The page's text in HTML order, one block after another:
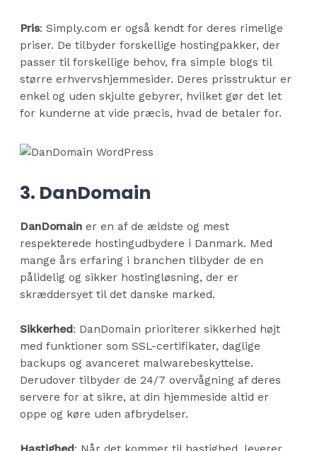
Pris: Simply.com er også kendt for deres rimelige
priser. De tilbyder forskellige hostingpakker, der
passer til forskellige behov, fra simple blogs til
større erhvervshjemmesider. Deres prisstruktur er
enkel og uden skjulte gebyrer, hvilket gør det let
for kunderne at vide præcis, hvad de betaler for.
3. DanDomain
DanDomain er en af de ældste og mest
respekterede hostingudbydere i Danmark. Med
mange års erfaring i branchen tilbyder de en
pålidelig og sikker hostingløsning, der er
skræddersyet til det danske marked.
Sikkerhed: DanDomain prioriterer sikkerhed højt
med funktioner som SSL-certifikater, daglige
backups og avanceret malwarebeskyttelse.
Derudover tilbyder de 24/7 overvågning af deres
servere for at sikre, at din hjemmeside altid er
oppe og køre uden afbrydelser.